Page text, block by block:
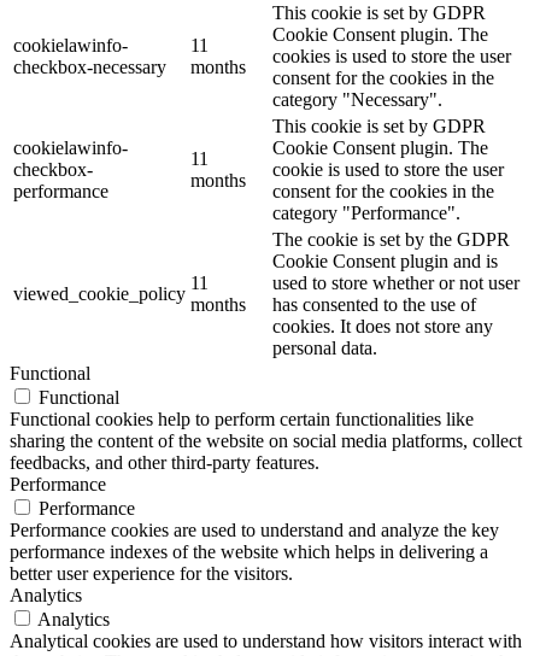
cookielawinfo-
checkbox-necessary
11
months
This cookie is set by GDPR
Cookie Consent plugin. The
cookies is used to store the user
consent for the cookies in the
category "Necessary".
cookielawinfo-
checkbox-
performance
11
months
This cookie is set by GDPR
Cookie Consent plugin. The
cookie is used to store the user
consent for the cookies in the
category "Performance".
viewed_cookie_policy
11
months
The cookie is set by the GDPR
Cookie Consent plugin and is
used to store whether or not user
has consented to the use of
cookies. It does not store any
personal data.
Functional
Functional
Functional cookies help to perform certain functionalities like
sharing the content of the website on social media platforms, collect
feedbacks, and other third-party features.
Performance
Performance
Performance cookies are used to understand and analyze the key
performance indexes of the website which helps in delivering a
better user experience for the visitors.
Analytics
Analytics
Analytical cookies are used to understand how visitors interact with